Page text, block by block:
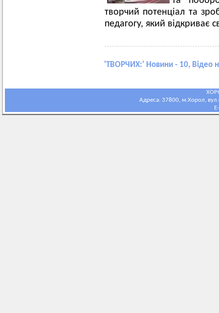
творчий потенціал та
педагогу, який відкриває
'ТВОРЧИХ:' Новини - 10, Відео
Адреса: 37800, м.Хорол,